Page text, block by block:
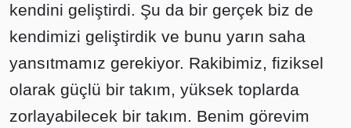
kendini geliştirdi. Şu da bir gerçek biz de
kendimizi geliştirdik ve bunu yarın saha
yansıtmamız gerekiyor. Rakibimiz, fiziksel
olarak güçlü bir takım, yüksek toplarda
zorlayabilecek bir takım. Benim görevim